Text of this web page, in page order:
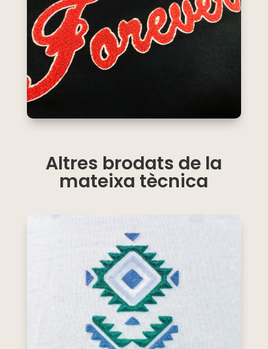
Altres brodats de la
mateixa tècnica